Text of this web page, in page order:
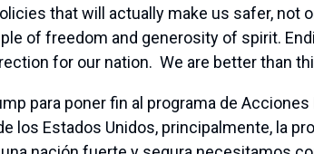
that will actually make us safer, not
of freedom and generosity of spirit.
for our nation. We are better than
para poner fin al programa de
los Estados Unidos, principalmente, la